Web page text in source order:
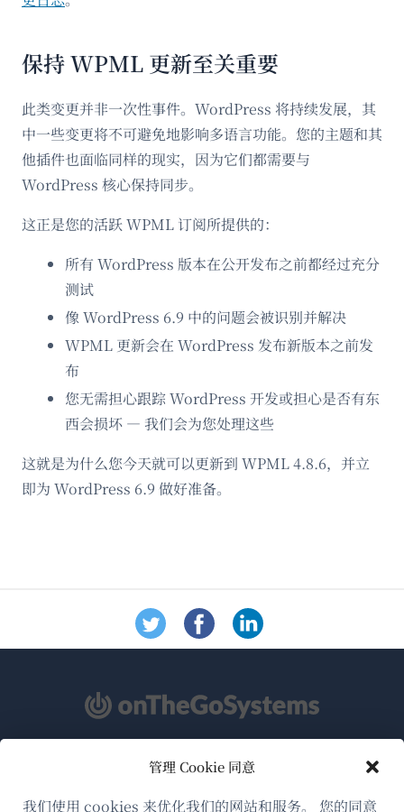
管理 Cookie 同意
我们使用 cookies 来优化我们的网站和服务。 您的同意
保持 WPML 更新至关重要
此类变更并非一次性事件。WordPress 将持续发展，其
中一些变更将不可避免地影响多语言功能。您的主题和其
他插件也面临同样的现实，因为它们都需要与
WordPress 核心保持同步。
这正是您的活跃 WPML 订阅所提供的：
所有 WordPress 版本在公开发布之前都经过充分
测试
像 WordPress 6.9 中的问题会被识别并解决
WPML 更新会在 WordPress 发布新版本之前发
布
您无需担心跟踪 WordPress 开发或担心是否有东
西会损坏 — 我们会为您处理这些
这就是为什么您今天就可以更新到 WPML 4.8.6，并立
即为 WordPress 6.9 做好准备。
关于WPML
GDPR与隐私政策